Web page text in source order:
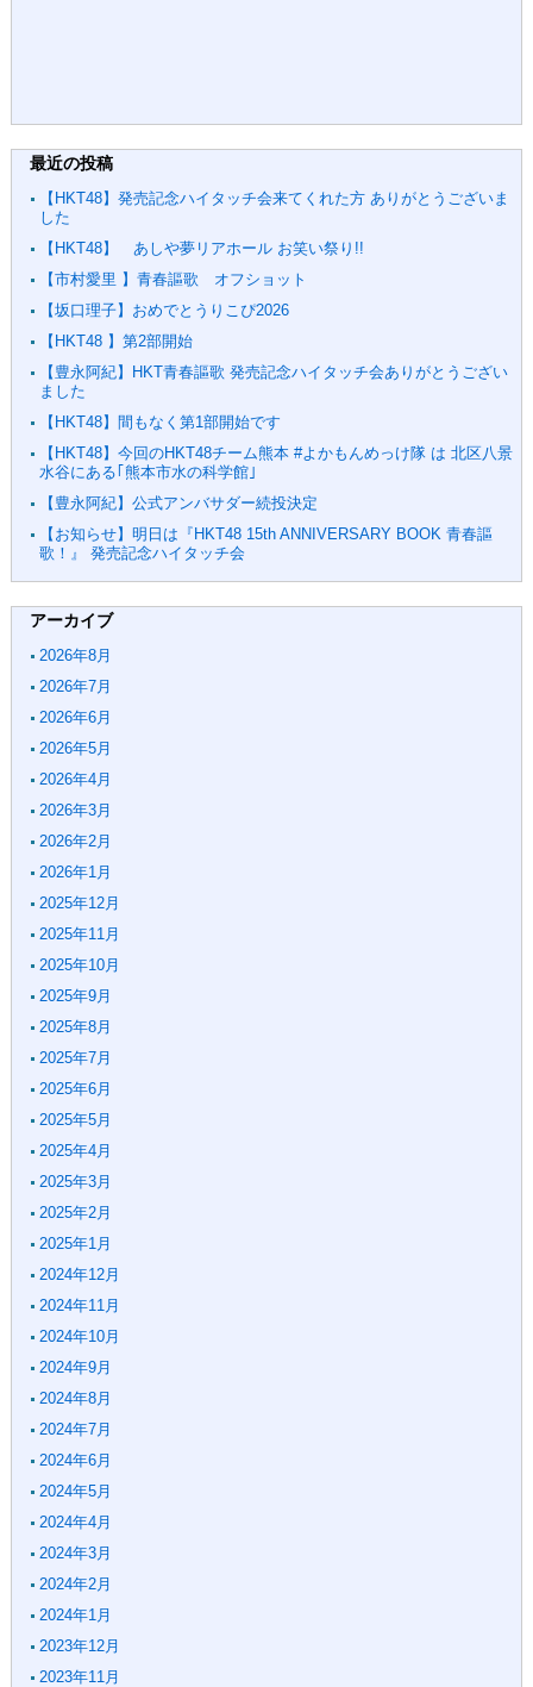
最近の投稿
【HKT48】発売記念ハイタッチ会来てくれた方 ありがとうございま
した
【HKT48】 あしや夢リアホール お笑い祭り!!
【市村愛里 】青春謳歌 オフショット
【坂口理子】おめでとうりこぴ2026
【HKT48 】第2部開始
【豊永阿紀】HKT青春謳歌 発売記念ハイタッチ会ありがとうござい
ました
【HKT48】間もなく第1部開始です
【HKT48】今回のHKT48チーム熊本 #よかもんめっけ隊 は 北区八景
水谷にある｢熊本市水の科学館｣
【豊永阿紀】公式アンバサダー続投決定
【お知らせ】明日は『HKT48 15th ANNIVERSARY BOOK 青春謳
歌！』 発売記念ハイタッチ会
アーカイブ
2026年8月
2026年7月
2026年6月
2026年5月
2026年4月
2026年3月
2026年2月
2026年1月
2025年12月
2025年11月
2025年10月
2025年9月
2025年8月
2025年7月
2025年6月
2025年5月
2025年4月
2025年3月
2025年2月
2025年1月
2024年12月
2024年11月
2024年10月
2024年9月
2024年8月
2024年7月
2024年6月
2024年5月
2024年4月
2024年3月
2024年2月
2024年1月
2023年12月
2023年11月